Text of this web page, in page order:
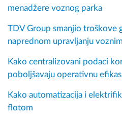
menadžere voznog parka
TDV Group smanjio troškove
naprednom upravljanju
Kako centralizovani podaci
poboljšavaju operativnu
Kako automatizacija i
flotom